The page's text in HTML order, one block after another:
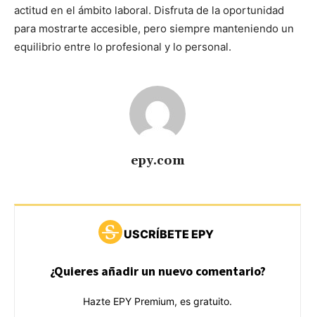
actitud en el ámbito laboral. Disfruta de la oportunidad
para mostrarte accesible, pero siempre manteniendo un
equilibrio entre lo profesional y lo personal.
epy.com
USCRÍBETE EPY
¿Quieres añadir un nuevo comentario?
Hazte EPY Premium, es gratuito.